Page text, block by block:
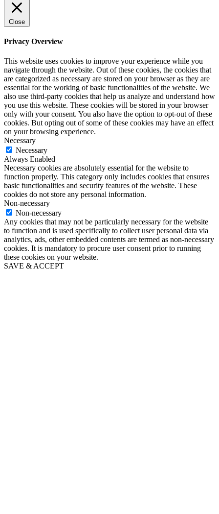
Close
Privacy Overview
This website uses cookies to improve your experience while you
navigate through the website. Out of these cookies, the cookies that
are categorized as necessary are stored on your browser as they are
essential for the working of basic functionalities of the website. We
also use third-party cookies that help us analyze and understand how
you use this website. These cookies will be stored in your browser
only with your consent. You also have the option to opt-out of these
cookies. But opting out of some of these cookies may have an effect
on your browsing experience.
Necessary
Necessary
Always Enabled
Necessary cookies are absolutely essential for the website to
function properly. This category only includes cookies that ensures
basic functionalities and security features of the website. These
cookies do not store any personal information.
Non-necessary
Non-necessary
Any cookies that may not be particularly necessary for the website
to function and is used specifically to collect user personal data via
analytics, ads, other embedded contents are termed as non-necessary
cookies. It is mandatory to procure user consent prior to running
these cookies on your website.
SAVE & ACCEPT